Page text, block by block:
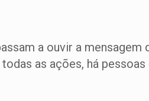
a ouvir a mensagem
as ações, há pessoas